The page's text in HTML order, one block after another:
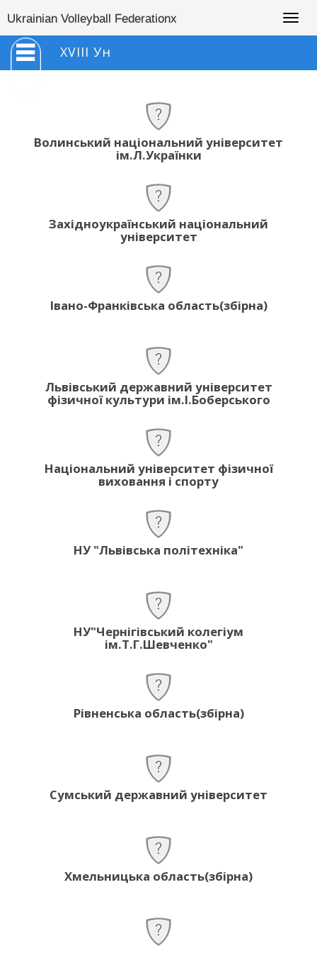
Ukrainian Volleyball Federationx
XVIII Ун
Волинський національний університет
ім.Л.Українки
Західноукраїнський національний
університет
Івано-Франківська область(збірна)
Львівський державний університет
фізичної культури ім.І.Боберського
Національний університет фізичної
виховання і спорту
НУ "Львівська політехніка"
НУ"Чернігівський колегіум
ім.Т.Г.Шевченко"
Рівненська область(збірна)
Сумський державний університет
Хмельницька область(збірна)